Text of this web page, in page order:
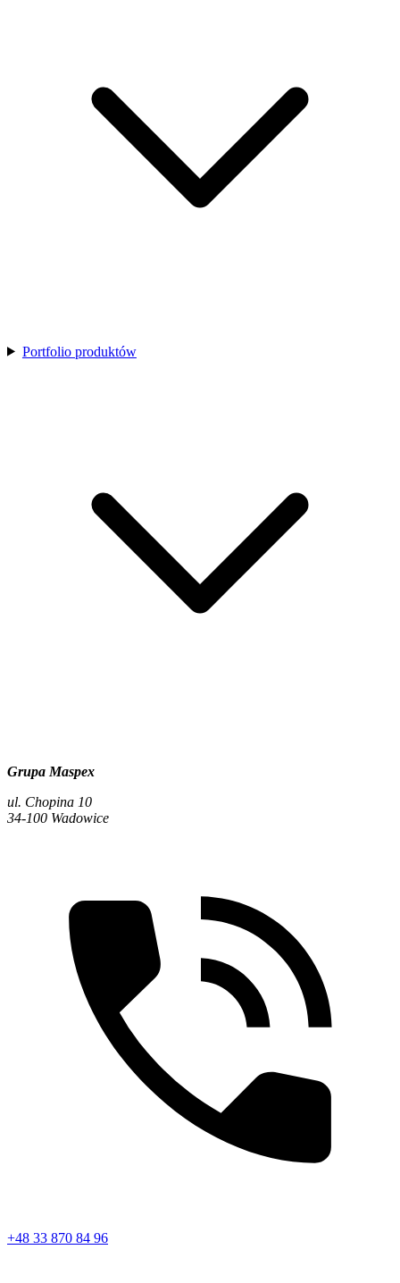
Portfolio produktów
Grupa Maspex
ul. Chopina 10
34-100 Wadowice
+48 33 870 84 96